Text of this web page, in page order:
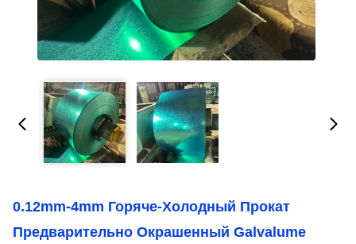
0.12mm-4mm Горяче-Холодный Прокат
Предварительно Окрашенный Galvalume